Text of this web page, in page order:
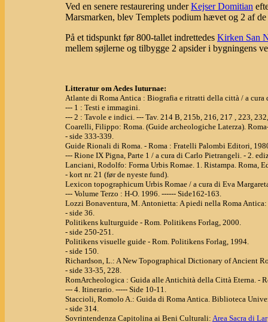
Ved en senere restaurering underKejser Domitian
Marsmarken, blev Templets podium hævet og 2 af
På et tidspunkt før 800-tallet indrettedes Kirken San
mellem søjlerne og tilbygge 2 apsider i bygningens
Litteratur om Aedes Iuturnae:
Atlante di Roma Antica : Biografia e ritratti della città / a
--- 1 : Testi e immagini.
--- 2 : Tavole e indici. --- Tav. 214 B, 215b, 216, 217 , 223,
Coarelli, Filippo: Roma. (Guide archeologiche Laterza).
- side 333-339.
Guide Rionali di Roma. - Roma : Fratelli Palombi Editori,
--- Rione IX Pigna, Parte 1 / a cura di Carlo Pietrangeli. - 2.
Lanciani, Rodolfo: Forma Urbis Romae. 1. Ristampa. Roma,
- kort nr. 21 (før de nyeste fund).
Lexicon topographicum Urbis Romae / a cura di Eva
--- Volume Terzo : H-O. 1996. ------ Side162-163.
Lozzi Bonaventura, M. Antonietta: A piedi nella Roma
- side 36.
Politikens kulturguide - Rom. Politikens Forlag, 2000.
- side 250-251.
Politikens visuelle guide - Rom. Politikens Forlag, 1994.
- side 150.
Richardson, L.: A New Topographical Dictionary of Ancient
- side 33-35, 228.
RomArcheologica : Guida alle Antichità della Città Eterna. -
--- 4. Itinerario. ----- Side 10-11.
Staccioli, Romolo A.: Guida di Roma Antica. Biblioteca
- side 314.
Sovrintendenza Capitolina ai Beni Culturali: Area Sacra di